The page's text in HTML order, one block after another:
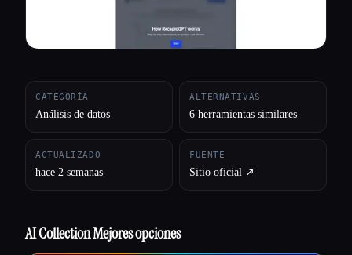
CATEGORÍA
Análisis de datos
ALTERNATIVAS
6 herramientas similares
ACTUALIZADO
hace 2 semanas
FUENTE
Sitio oficial ↗︎
AI Collection Mejores opciones